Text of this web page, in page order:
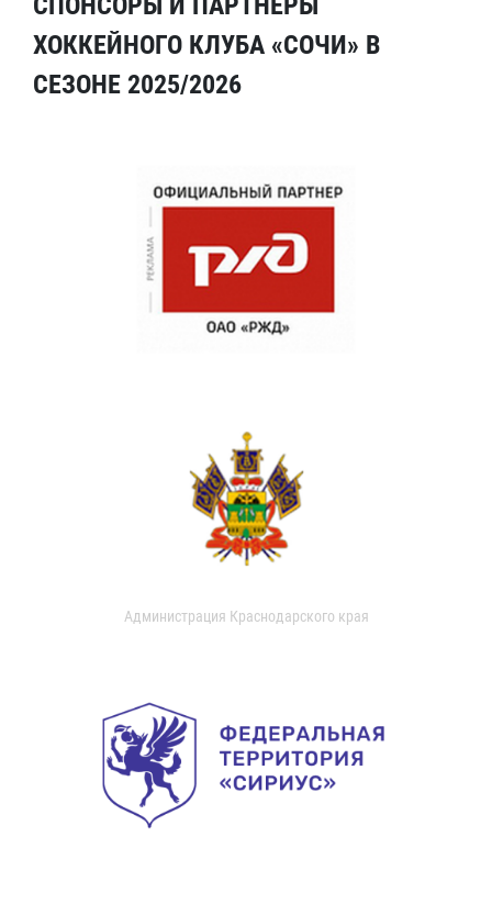
ХОККЕЙНОГО КЛУБА «СОЧИ» В
СЕЗОНЕ 2025/2026
Администрация Краснодарского края